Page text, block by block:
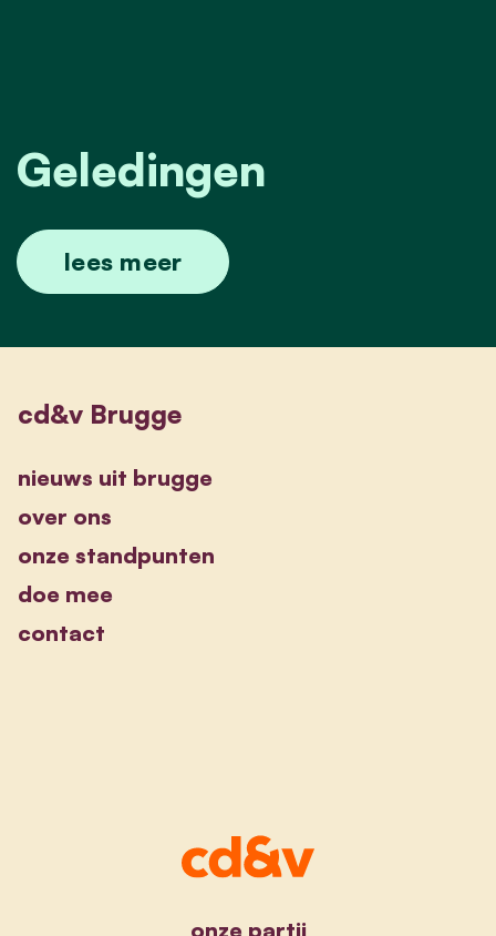
Geledingen
lees meer
cd&v Brugge
nieuws uit brugge
over ons
onze standpunten
doe mee
contact
onze partij